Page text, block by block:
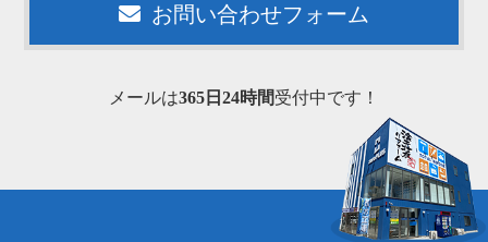
お問い合わせフォーム
メールは365日24時間受付中です！